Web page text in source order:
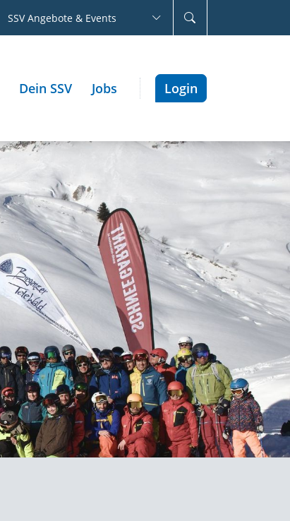
SSV Angebote & Events
Dein SSV Jobs Login